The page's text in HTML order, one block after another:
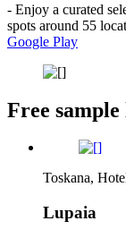
- Enjoy a curated
spots around 55
Google Play
Free
Toskana,
Lupaia